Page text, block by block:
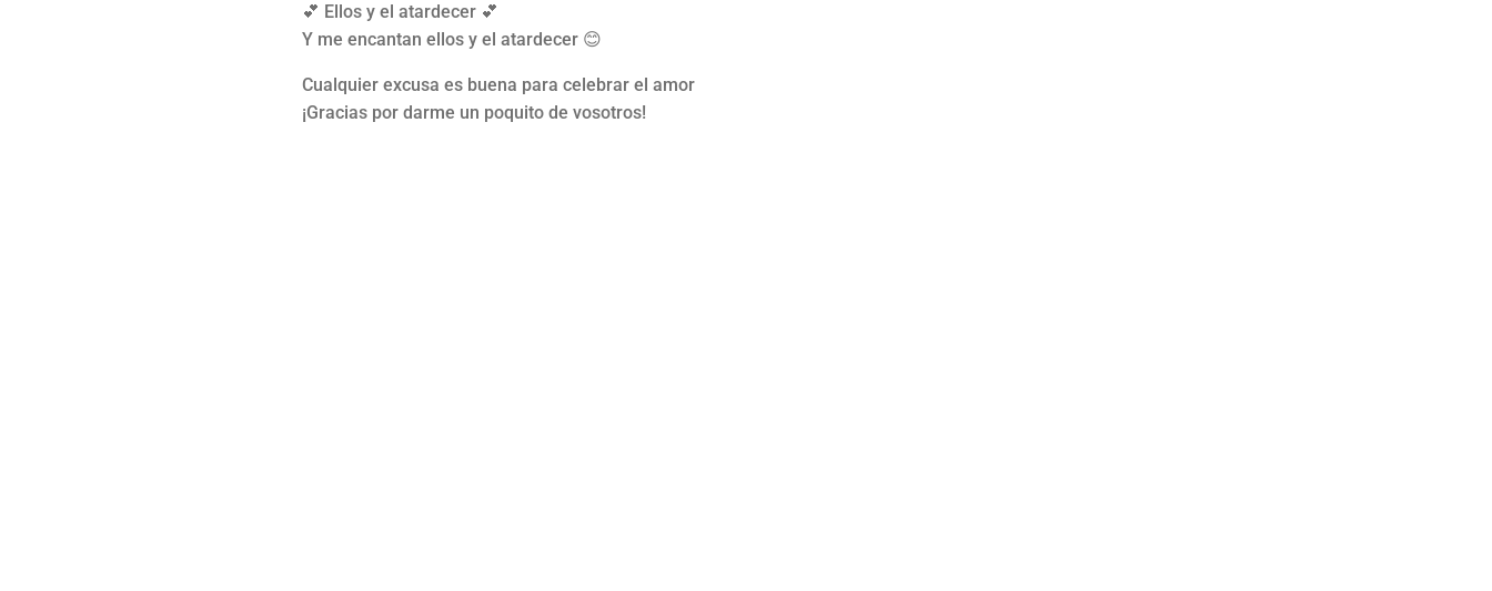
💕 Ellos y el atardecer 💕
Y me encantan ellos y el atardecer 😊
Cualquier excusa es buena para celebrar el amor
¡Gracias por darme un poquito de vosotros!